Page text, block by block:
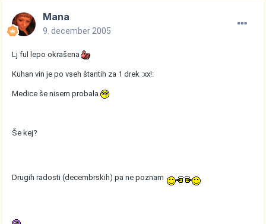
Mana
9. december 2005
Lj ful lepo okrašena
Kuhan vin je po vseh štantih za 1 drek :xx!:
Medice še nisem probala
Še kej?
Drugih radosti (decembrskih) pa ne poznam